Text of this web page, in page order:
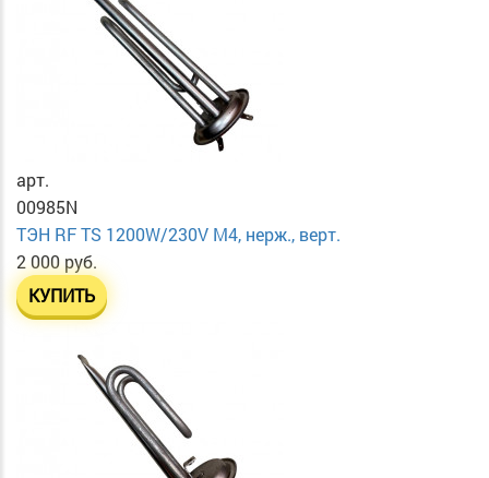
арт.
00985N
ТЭН RF TS 1200W/230V М4, нерж., верт.
2 000 руб.
КУПИТЬ